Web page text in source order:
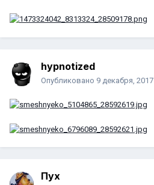
hypnotized
Опубликовано 9 декабря, 2017
Пух